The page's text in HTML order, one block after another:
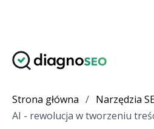
Strona główna / Narzędzia
AI - rewolucja w tworzeniu